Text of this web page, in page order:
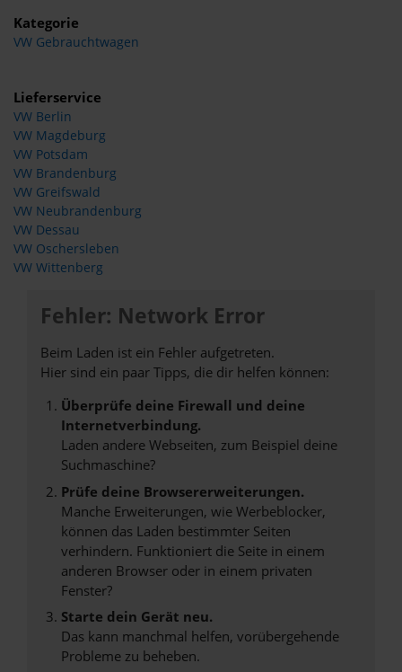
Kategorie
VW Gebrauchtwagen
Lieferservice
VW Berlin
VW Magdeburg
VW Potsdam
VW Brandenburg
VW Greifswald
VW Neubrandenburg
VW Dessau
VW Oschersleben
VW Wittenberg
Fehler: Network Error
Beim Laden ist ein Fehler aufgetreten.
Hier sind ein paar Tipps, die dir helfen können:
Überprüfe deine Firewall und deine
Internetverbindung.
Laden andere Webseiten, zum Beispiel deine
Suchmaschine?
Prüfe deine Browsererweiterungen.
Manche Erweiterungen, wie Werbeblocker,
können das Laden bestimmter Seiten
verhindern. Funktioniert die Seite in einem
anderen Browser oder in einem privaten
Fenster?
Starte dein Gerät neu.
Das kann manchmal helfen, vorübergehende
Probleme zu beheben.